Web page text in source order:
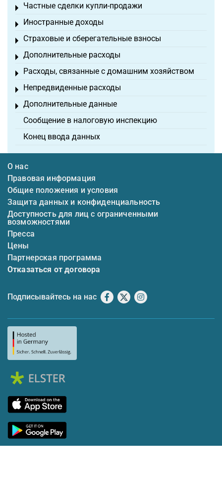
Частные сделки купли-продажи
Toggle menu
Иностранные доходы
Toggle menu
Страховые и сберегательные взносы
Toggle menu
Дополнительные расходы
Toggle menu
Расходы, связанные с домашним хозяйством
Toggle menu
Непредвиденные расходы
Toggle menu
Дополнительные данные
Toggle menu
Сообщение в налоговую инспекцию
Конец ввода данных
О нас
Правовая информация
Общие положения и условия
Защита данных и конфиденциальность
Доступность для лиц с ограниченными
возможностями
Пресса
Цены
Партнерская программа
Отказаться от договора
Подписывайтесь на нас Facebook
X Instagram